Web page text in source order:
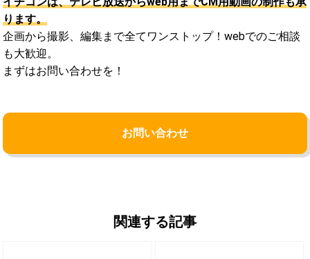
ります。
企画から撮影、編集まで全てワンストップ！webでのご相談
も大歓迎。
まずはお問い合わせを！
お問い合わせ
関連する記事